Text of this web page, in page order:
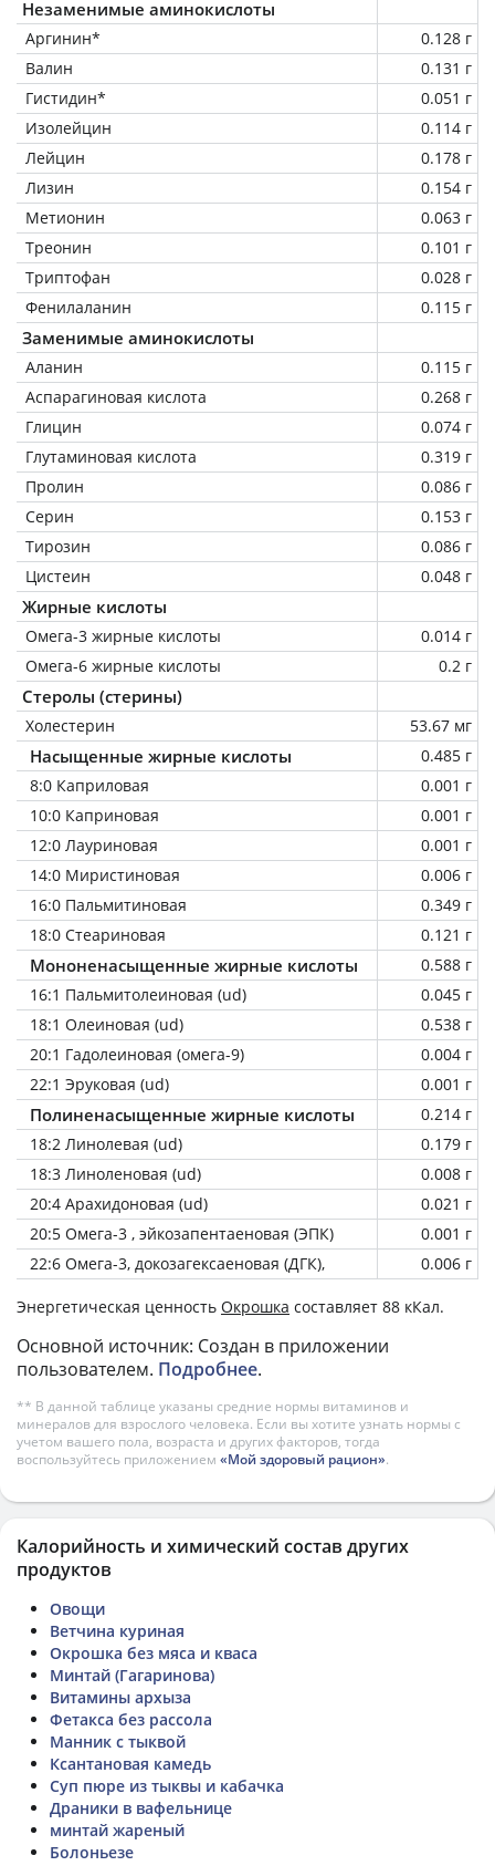
Незаменимые аминокислоты
Аргинин*
0.128 г
Валин
0.131 г
Гистидин*
0.051 г
Изолейцин
0.114 г
Лейцин
0.178 г
Лизин
0.154 г
Метионин
0.063 г
Треонин
0.101 г
Триптофан
0.028 г
Фенилаланин
0.115 г
Заменимые аминокислоты
Аланин
0.115 г
Аспарагиновая кислота
0.268 г
Глицин
0.074 г
Глутаминовая кислота
0.319 г
Пролин
0.086 г
Серин
0.153 г
Тирозин
0.086 г
Цистеин
0.048 г
Жирные кислоты
Омега-3 жирные кислоты
0.014 г
Омега-6 жирные кислоты
0.2 г
Стеролы (стерины)
Холестерин 53.67 мг
Насыщенные жирные кислоты
0.485 г
8:0 Каприловая
0.001 г
10:0 Каприновая
0.001 г
12:0 Лауриновая
0.001 г
14:0 Миристиновая
0.006 г
16:0 Пальмитиновая
0.349 г
18:0 Стеариновая
0.121 г
Мононенасыщенные жирные кислоты
0.588 г
16:1 Пальмитолеиновая (ud)
0.045 г
18:1 Олеиновая (ud)
0.538 г
20:1 Гадолеиновая (омега-9)
0.004 г
22:1 Эруковая (ud)
0.001 г
Полиненасыщенные жирные кислоты
0.214 г
18:2 Линолевая (ud)
0.179 г
18:3 Линоленовая (ud)
0.008 г
20:4 Арахидоновая (ud)
0.021 г
20:5 Омега-3 , эйкозапентаеновая (ЭПК)
0.001 г
22:6 Омега-3, докозагексаеновая (ДГК),
0.006 г
Энергетическая ценность Окрошка составляет 88 кКал.
Основной источник: Создан в приложении
пользователем. Подробнее.
** В данной таблице указаны средние нормы витаминов и
минералов для взрослого человека. Если вы хотите узнать нормы с
учетом вашего пола, возраста и других факторов, тогда
воспользуйтесь приложением «Мой здоровый рацион».
Калорийность и химический состав других
продуктов
Овощи
Ветчина куриная
Окрошка без мяса и кваса
Минтай (Гагаринова)
Витамины архыза
Фетакса без рассола
Манник с тыквой
Ксантановая камедь
Суп пюре из тыквы и кабачка
Драники в вафельнице
минтай жареный
Болоньезе